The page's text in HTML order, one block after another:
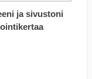
ja sivustoni